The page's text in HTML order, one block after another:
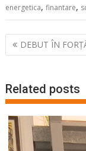
energetica,finantare,
Navigare
în
DEBUT ÎN
Related posts